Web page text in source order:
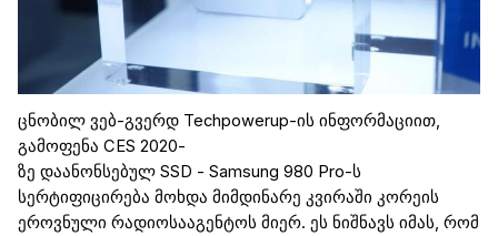
ცნობილ ვებ-გვერდ Techpowerup-ის ინფორმაციით,
გამოფენა CES 2020-
ზე დაანონსებულ SSD - Samsung 980 Pro-ს
სერტიფიცირება მოხდა მიმდინარე კვირაში კორეის
ეროვნული რადიოსააგენტოს მიერ. ეს ნიშნავს იმას, რომ